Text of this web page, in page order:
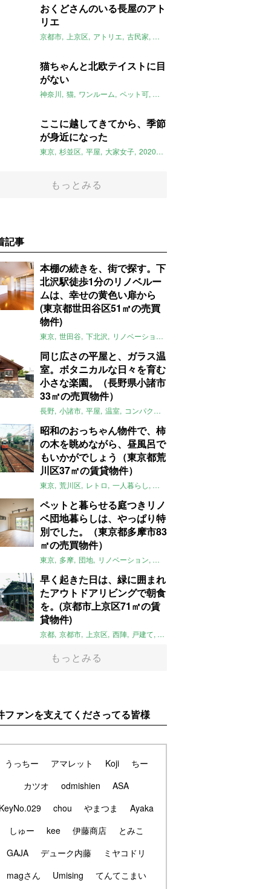
おくどさんのいる長屋のアト
リエ
京都市 上京区 アトリエ 古民家 大家女子
猫ちゃんと北欧テイストに目
がない
神奈川 猫 ワンルーム ペット可 希望ヶ丘
ここに越してきてから、季節
が身近になった
東京 杉並区 平屋 大家女子 2020年2月のおすすめ
もっとみる
記事
本棚の続きを、街で探す。下
北沢駅徒歩1分のリノベルー
ムは、幸せの黄色い扉から
(東京都世田谷区51㎡の売買
物件)
東京 世田谷 下北沢 リノベーション
同じ広さの平屋と、ガラス温
室。ボタニカルな日々を育む
小さな楽園。（長野県小諸市
33㎡の売買物件）
長野 小諸市 平屋 温室 コンパクト
昭和のおっちゃん物件で、柿
の木を眺めながら、昼風呂で
もいかがでしょう（東京都荒
川区37㎡の賃貸物件）
東京 荒川区 レトロ 一人暮らし タイル
ペットと暮らせる庭つきリノ
ベ団地暮らしは、やっぱり特
別でした。（東京都多摩市83
㎡の売買物件）
東京 多摩 団地 リノベーション 庭
早く起きた日は、緑に囲まれ
たアウトドアリビングで朝食
を。(京都市上京区71㎡の賃
貸物件)
京都 京都市 上京区 西陣 戸建て 平屋
もっとみる
ファンを支えてくださってる皆様
うっちー アマレット Koji
ちー
カツオ
odmishien
ASA
chou やまつま
Ayaka
しゅー
kee 伊藤商店
とみこ
GAJA
デューク内藤
ミヤコドリ
magさん
Umising てんてこまい